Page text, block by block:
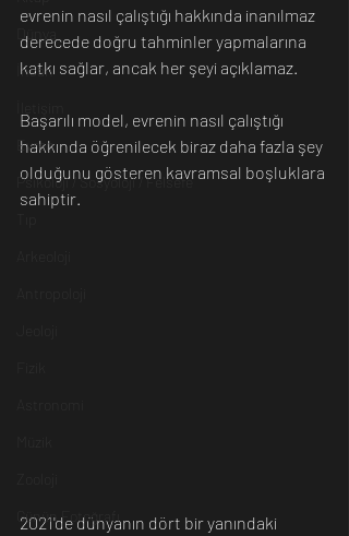
Dünya
İnsan
Evren
Psikoloji / Sosyoloji / Felsefe
Günün Fotoğrafı
evrenin nasıl çalıştığı hakkında inanılmaz
derecede doğru tahminler yapmalarına
katkı sağlar, ancak her şeyi açıklamaz.
Başarılı model, evrenin nasıl çalıştığı
hakkında öğrenilecek biraz daha fazla şey
olduğunu gösteren kavramsal boşluklara
sahiptir.
2021'de dünyanın dört bir yanındaki